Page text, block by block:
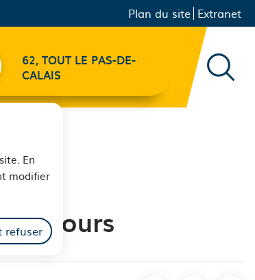
En
modifier
refuser
Menu principal
Navigation
secondaire
Plan du site Extranet
62, TOUT LE PAS-DE-
CALAIS
jours